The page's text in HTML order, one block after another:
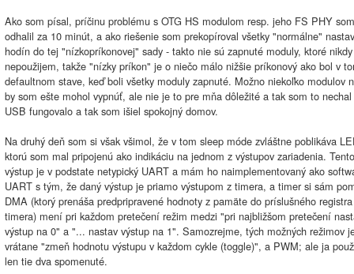
Ako som písal, príčinu problému s OTG HS modulom resp. jeho FS PHY som
odhalil za 10 minút, a ako riešenie som prekopíroval všetky "normálne"
hodín do tej "nízkopríkonovej" sady - takto nie sú zapnuté moduly, ktoré nikdy
nepoužijem, takže "nízky príkon" je o niečo málo nižšie príkonový ako bol v
defaultnom stave, keď boli všetky moduly zapnuté. Možno niekoľko modulov
by som ešte mohol vypnúť, ale nie je to pre mňa dôležité a tak som to
USB fungovalo a tak som išiel spokojný domov.
Na druhý deň som si však všimol, že v tom sleep móde zvláštne poblikáva
ktorú som mal pripojenú ako indikáciu na jednom z výstupov zariadenia. Tento
výstup je v podstate netypický UART a mám ho naimplementovaný ako
UART s tým, že daný výstup je priamo výstupom z timera, a timer si sám
DMA (ktorý prenáša predpripravené hodnoty z pamäte do príslušného registra
timera) mení pri každom pretečení režim medzi "pri najbližšom pretečení
výstup na 0" a "... nastav výstup na 1". Samozrejme, tých možných režimov
vrátane "zmeň hodnotu výstupu v každom cykle (toggle)", a PWM; ale ja
len tie dva spomenuté.